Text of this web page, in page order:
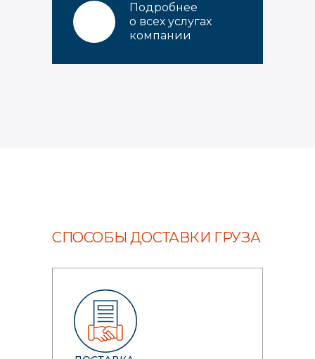
Подробнее
о всех услугах
компании
СПОСОБЫ ДОСТАВКИ ГРУЗА